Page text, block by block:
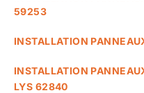
59253
INSTALLATION
INSTALLATION
LYS 62840